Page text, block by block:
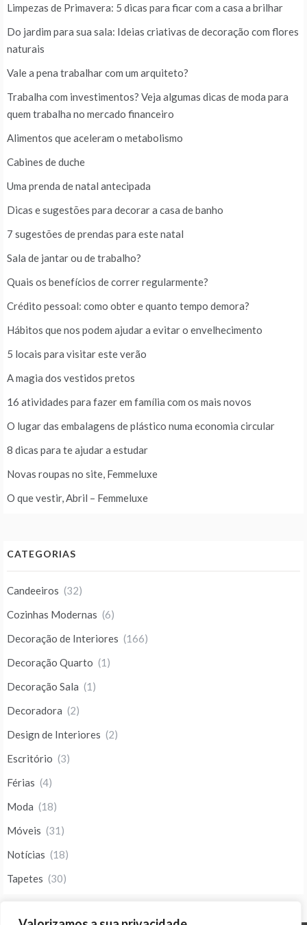
Limpezas de Primavera: 5 dicas para ficar com a casa a brilhar
Do jardim para sua sala: Ideias criativas de decoração com flores
naturais
Vale a pena trabalhar com um arquiteto?
Trabalha com investimentos? Veja algumas dicas de moda para
quem trabalha no mercado financeiro
Alimentos que aceleram o metabolismo
Cabines de duche
Uma prenda de natal antecipada
Dicas e sugestões para decorar a casa de banho
7 sugestões de prendas para este natal
Sala de jantar ou de trabalho?
Quais os benefícios de correr regularmente?
Crédito pessoal: como obter e quanto tempo demora?
Hábitos que nos podem ajudar a evitar o envelhecimento
5 locais para visitar este verão
A magia dos vestidos pretos
16 atividades para fazer em família com os mais novos
O lugar das embalagens de plástico numa economia circular
8 dicas para te ajudar a estudar
Novas roupas no site, Femmeluxe
O que vestir, Abril – Femmeluxe
CATEGORIAS
Candeeiros (32)
Cozinhas Modernas (6)
Decoração de Interiores (166)
Decoração Quarto (1)
Decoração Sala (1)
Decoradora (2)
Design de Interiores (2)
Escritório (3)
Férias (4)
Moda (18)
Móveis (31)
Notícias (18)
Tapetes (30)